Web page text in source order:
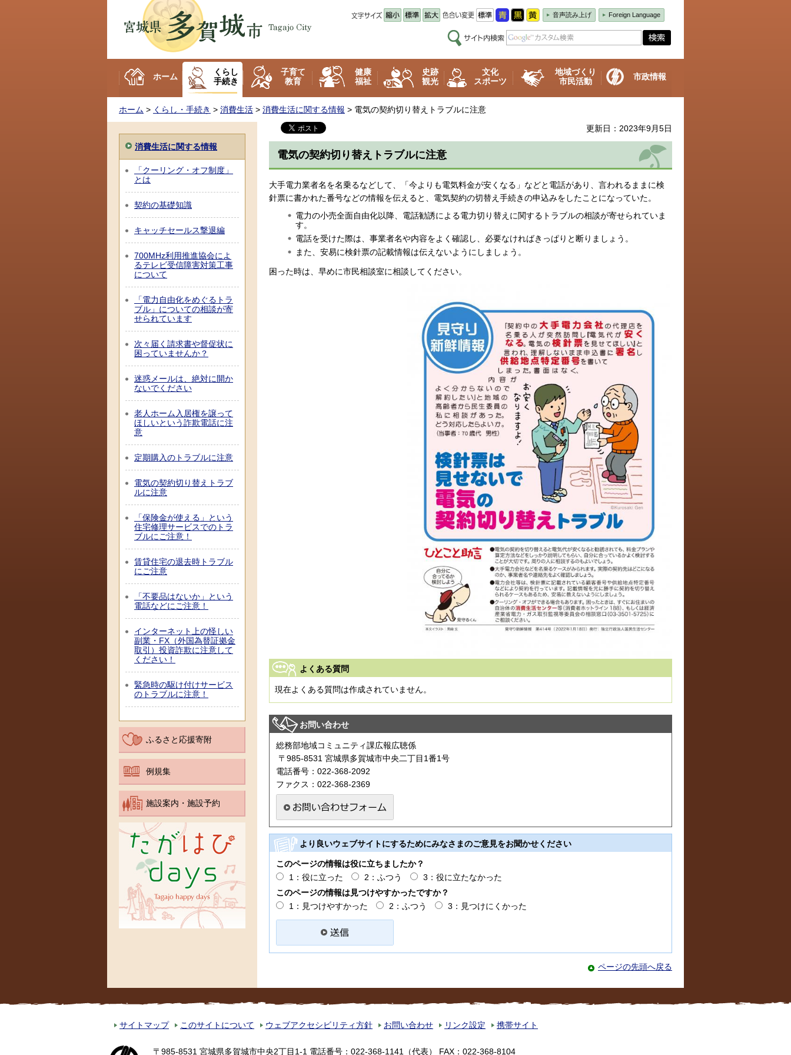
多賀城市
音声読み上げ Foreign Language
ホーム
くらし
手続き
子育て
教育
健康
福祉
史跡
観光
文化
スポーツ
地域づくり
市民活動
市政情報
ホーム > くらし・手続き > 消費生活 > 消費生活に関する情報 > 電気の契約切り替えトラブルに注意
消費生活に関する情報
「クーリング・オフ制度」
とは
契約の基礎知識
キャッチセールス撃退編
700MHz利用推進協会によ
るテレビ受信障害対策工事
について
「電力自由化をめぐるトラ
ブル」についての相談が寄
せられています
次々届く請求書や督促状に
困っていませんか？
迷惑メールは、絶対に開か
ないでください
老人ホーム入居権を譲って
ほしいという詐欺電話に注
意
定期購入のトラブルに注意
電気の契約切り替えトラブ
ルに注意
「保険金が使える」という
住宅修理サービスでのトラ
ブルにご注意！
賃貸住宅の退去時トラブル
にご注意
「不要品はないか」という
電話などにご注意！
インターネット上の怪しい
副業・FX（外国為替証拠金
取引）投資詐欺に注意して
ください！
緊急時の駆け付けサービス
のトラブルに注意！
ふるさと応援寄附
例規集
施設案内・施設予約
更新日：2023年9月5日
電気の契約切り替えトラブルに注意
大手電力業者名を名乗るなどして、「今よりも電気料金が安くなる」などと電話があり、言われるままに検
針票に書かれた番号などの情報を伝えると、電気契約の切替え手続きの申込みをしたことになっていた。
電力の小売全面自由化以降、電話勧誘による電力切り替えに関するトラブルの相談が寄せられていま
す。
電話を受けた際は、事業者名や内容をよく確認し、必要なければきっぱりと断りましょう。
また、安易に検針票の記載情報は伝えないようにしましょう。
困った時は、早めに市民相談室に相談してください。
よくある質問
現在よくある質問は作成されていません。
お問い合わせ
総務部地域コミュニティ課広報広聴係
〒985-8531 宮城県多賀城市中央二丁目1番1号
電話番号：022-368-2092
ファクス：022-368-2369
より良いウェブサイトにするためにみなさまのご意見をお聞かせください
このページの情報は役に立ちましたか？
1：役に立った
2：ふつう
3：役に立たなかった
このページの情報は見つけやすかったですか？
1：見つけやすかった
2：ふつう 3：見つけにくかった
ページの先頭へ戻る
サイトマップ このサイトについて ウェブアクセシビリティ方針 お問い合わせ リンク設定 携帯サイト
〒985-8531 宮城県多賀城市中央2丁目1-1 電話番号：022-368-1141（代表） FAX：022-368-8104